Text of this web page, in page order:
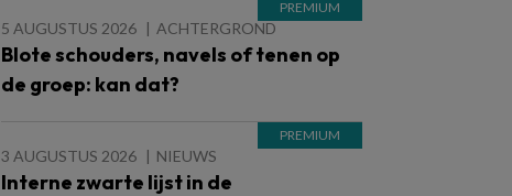
5 AUGUSTUS 2026 ACHTERGROND
Blote schouders, navels of tenen op
de groep: kan dat?
3 AUGUSTUS 2026 NIEUWS
Interne zwarte lijst in de